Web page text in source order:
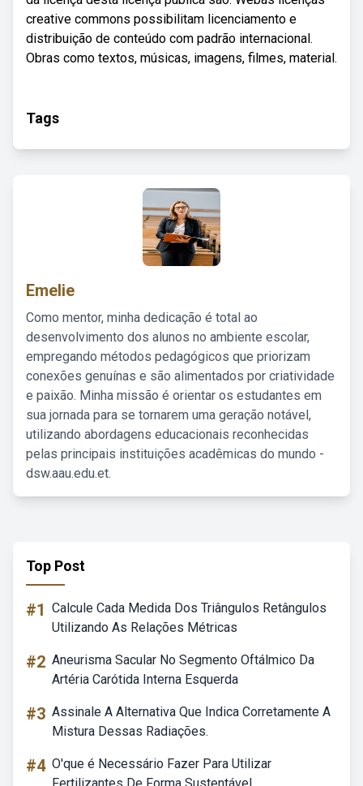
creative commons possibilitam licenciamento e
distribuição de conteúdo com padrão internacional.
Obras como textos, músicas, imagens, filmes, material.
Tags
Emelie
Como mentor, minha dedicação é total ao
desenvolvimento dos alunos no ambiente escolar,
empregando métodos pedagógicos que priorizam
conexões genuínas e são alimentados por criatividade
e paixão. Minha missão é orientar os estudantes em
sua jornada para se tornarem uma geração notável,
utilizando abordagens educacionais reconhecidas
pelas principais instituições acadêmicas do mundo -
dsw.aau.edu.et.
Top Post
#1 Calcule Cada Medida Dos Triângulos Retângulos
Utilizando As Relações Métricas
#2 Aneurisma Sacular No Segmento Oftálmico Da
Artéria Carótida Interna Esquerda
#3 Assinale A Alternativa Que Indica Corretamente A
Mistura Dessas Radiações.
#4 O'que é Necessário Fazer Para Utilizar